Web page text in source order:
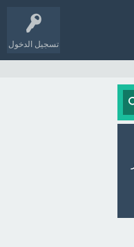
تسجيل الدخول